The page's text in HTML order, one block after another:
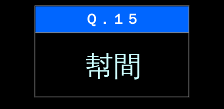
Ｑ．１５
幇間